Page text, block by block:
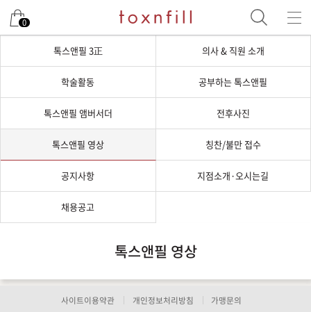
0
톡스앤필 3正 의사 & 직원 소개
학술활동 공부하는 톡스앤필
톡스앤필 앰버서더 전후사진
톡스앤필 영상 칭찬/불만 접수
공지사항 지점소개·오시는길
채용공고
톡스앤필 영상
사이트이용약관 개인정보처리방침 가맹문의